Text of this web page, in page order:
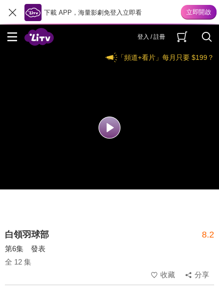
下載 APP，海量影劇免登入立即看
登入 / 註冊
「頻道+看片」每月只要 $199？
白領羽球部 8.2
第6集 發表
全 12 集
收藏
分享